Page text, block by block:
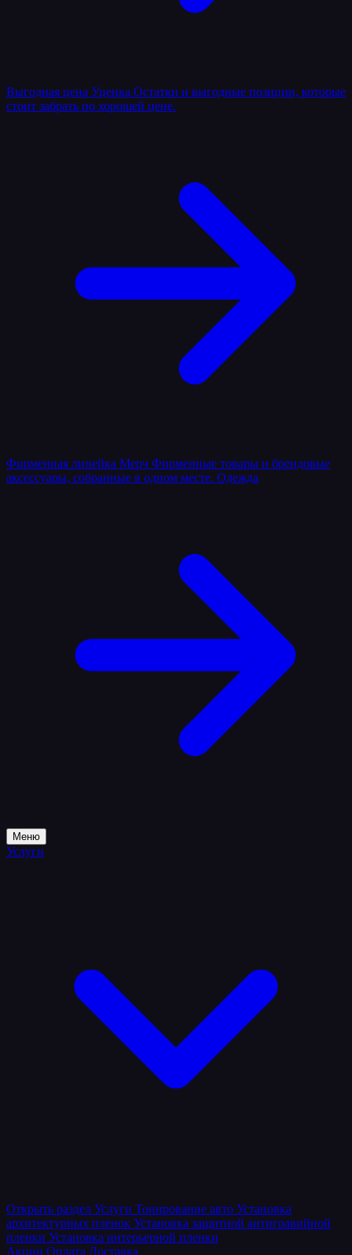
Выгодная цена Уценка Остатки и выгодные позиции, которые
стоит забрать по хорошей цене.
Фирменная линейка Мерч Фирменные товары и брендовые
аксессуары, собранные в одном месте. Одежда
Меню
Услуги
Открыть раздел Услуги Тонирование авто Установка
архитектурных пленок Установка защитной антигравийной
пленки Установка интерьерной пленки
Акции Оплата Доставка